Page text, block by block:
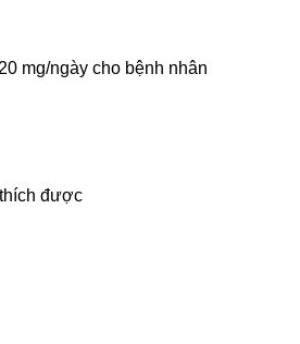
mg/ngày cho bệnh nhân
được